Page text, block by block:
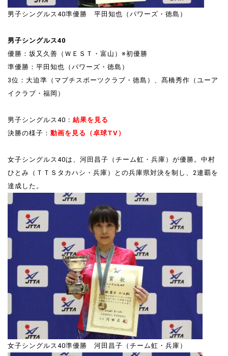
男子シングルス40準優勝 平田知也（パワーズ・徳島）
男子シングルス40
優勝：坂又久善（ＷＥＳＴ・富山）※初優勝
準優勝：平田知也（パワーズ・徳島）
3位：大迫準（マブチスポーツクラブ・徳島）、髙橋秀作（ユーア
イクラブ・福岡）
男子シングルス40： 結果を見る
決勝の様子： 動画を見る（卓球TV）
女子シングルス40は、河田昌子（チーム虹・兵庫）が優勝。中村
ひとみ（ＴＴＳタカハシ・兵庫）との兵庫県対決を制し、2連覇を
達成した。
女子シングルス40準優勝 河田昌子（チーム虹・兵庫）